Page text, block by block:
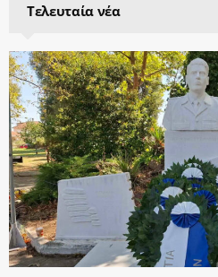
Τελευταία νέα